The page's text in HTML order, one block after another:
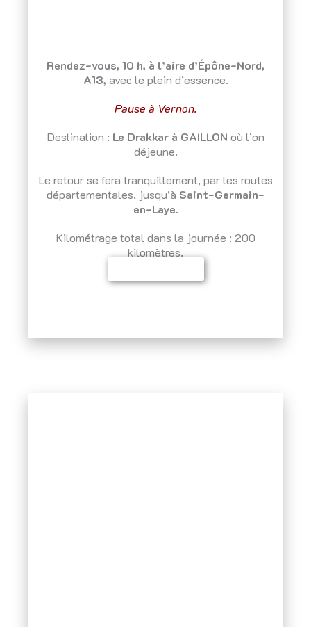
Rendez-vous, 10 h, à l’aire d’Épône-Nord,
A13, avec le plein d’essence.
Pause à Vernon.
Destination : Le Drakkar à GAILLON où l’on
déjeune.
Le retour se fera tranquillement, par les routes
départementales, jusqu’à Saint-Germain-
en-Laye.
Kilométrage total dans la journée : 200
kilomètres.